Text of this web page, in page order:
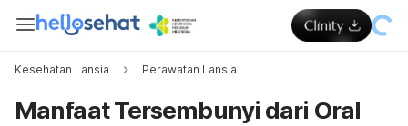
Kesehatan Lansia Perawatan Lansia
Manfaat Tersembunyi dari Oral